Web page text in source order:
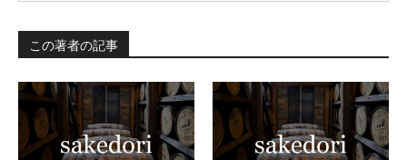
この著者の記事